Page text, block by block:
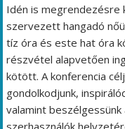
Idén is megrendezésre
szervezett hangadó
tíz óra és este hat óra
részvétel alapvetően
kötött. A konferencia
gondolkodjunk,
valamint